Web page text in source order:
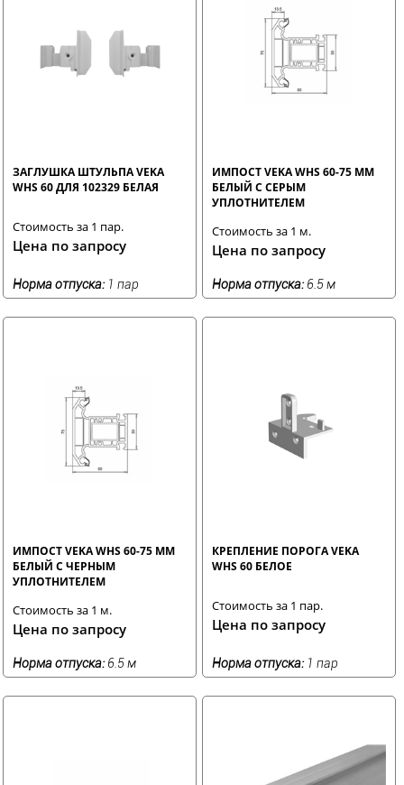
ЗАГЛУШКА ШТУЛЬПА VEKA
WHS 60 ДЛЯ 102329 БЕЛАЯ
Стоимость за 1 пар.
Цена по запросу
Норма отпуска: 1 пар
ИМПОСТ VEKA WHS 60-75 ММ
БЕЛЫЙ С СЕРЫМ
УПЛОТНИТЕЛЕМ
Стоимость за 1 м.
Цена по запросу
Норма отпуска: 6.5 м
ИМПОСТ VEKA WHS 60-75 ММ
БЕЛЫЙ С ЧЕРНЫМ
УПЛОТНИТЕЛЕМ
Стоимость за 1 м.
Цена по запросу
Норма отпуска: 6.5 м
КРЕПЛЕНИЕ ПОРОГА VEKA
WHS 60 БЕЛОЕ
Стоимость за 1 пар.
Цена по запросу
Норма отпуска: 1 пар